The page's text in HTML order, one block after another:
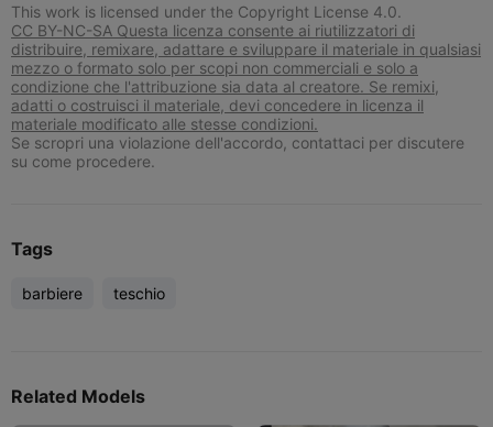
This work is licensed under the Copyright License 4.0.
CC BY-NC-SA Questa licenza consente ai riutilizzatori di
distribuire, remixare, adattare e sviluppare il materiale in qualsiasi
mezzo o formato solo per scopi non commerciali e solo a
condizione che l'attribuzione sia data al creatore. Se remixi,
adatti o costruisci il materiale, devi concedere in licenza il
materiale modificato alle stesse condizioni.
Se scropri una violazione dell'accordo, contattaci per discutere
su come procedere.
Tags
barbiere teschio
Related Models